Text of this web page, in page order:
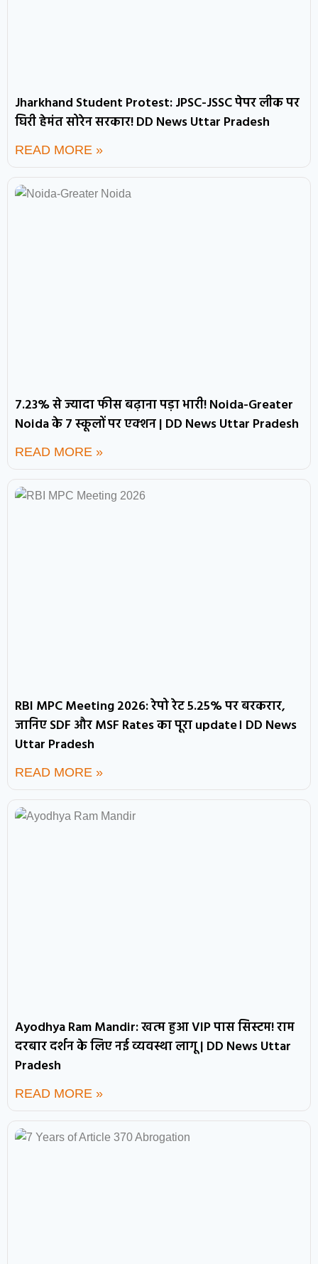
Jharkhand Student Protest: JPSC-JSSC पेपर लीक पर
घिरी हेमंत सोरेन सरकार! DD News Uttar Pradesh
READ MORE »
7.23% से ज्यादा फीस बढ़ाना पड़ा भारी! Noida-Greater
Noida के 7 स्कूलों पर एक्शन | DD News Uttar Pradesh
READ MORE »
RBI MPC Meeting 2026: रेपो रेट 5.25% पर बरकरार,
जानिए SDF और MSF Rates का पूरा update। DD News
Uttar Pradesh
READ MORE »
Ayodhya Ram Mandir: खत्म हुआ VIP पास सिस्टम! राम
दरबार दर्शन के लिए नई व्यवस्था लागू | DD News Uttar
Pradesh
READ MORE »